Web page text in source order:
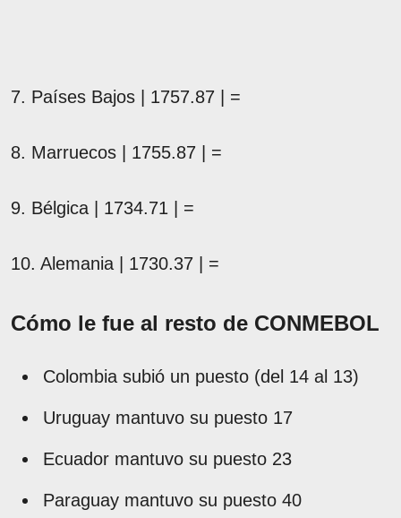
7. Países Bajos | 1757.87 | =
8. Marruecos | 1755.87 | =
9. Bélgica | 1734.71 | =
10. Alemania | 1730.37 | =
Cómo le fue al resto de CONMEBOL
Colombia subió un puesto (del 14 al 13)
Uruguay mantuvo su puesto 17
Ecuador mantuvo su puesto 23
Paraguay mantuvo su puesto 40